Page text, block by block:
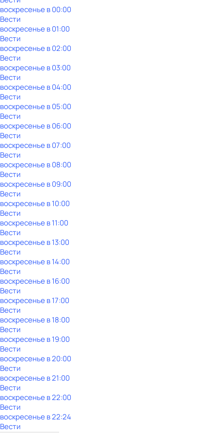
воскресенье в00:00
Вести
воскресенье в01:00
Вести
воскресенье в02:00
Вести
воскресенье в03:00
Вести
воскресенье в04:00
Вести
воскресенье в05:00
Вести
воскресенье в06:00
Вести
воскресенье в07:00
Вести
воскресенье в08:00
Вести
воскресенье в09:00
Вести
воскресенье в10:00
Вести
воскресенье в11:00
Вести
воскресенье в13:00
Вести
воскресенье в14:00
Вести
воскресенье в16:00
Вести
воскресенье в17:00
Вести
воскресенье в18:00
Вести
воскресенье в19:00
Вести
воскресенье в20:00
Вести
воскресенье в21:00
Вести
воскресенье в22:00
Вести
воскресенье в22:24
Вести